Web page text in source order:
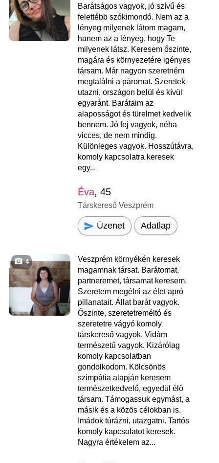
Barátságos vagyok, jó szívű és
felettébb szókimondó. Nem az a
lényeg milyenek látom magam,
hanem az a lényeg, hogy Te
milyenek látsz. Keresem őszinte,
magára és környezetére igényes
társam. Már nagyon szeretném
megtalálni a páromat. Szeretek
utazni, országon belül és kívül
egyaránt. Barátaim az
alaposságot és türelmet kedvelik
bennem. Jó fej vagyok, néha
vicces, de nem mindig.
Különleges vagyok. Hosszútávra,
komoly kapcsolatra keresek
egy...
Éva, 45
Társkereső Veszprém
Üzenet Adatlap
4
Veszprém környékén keresek
magamnak társat. Barátomat,
partneremet, társamat keresem.
Szeretem megélni az élet apró
pillanatait. Állat barát vagyok.
Őszinte, szeretetreméltó és
szeretetre vágyó komoly
társkereső vagyok. Vidám
természetű vagyok. Kizárólag
komoly kapcsolatban
gondolkodom. Kölcsönös
szimpátia alapján keresem
természetkedvelő, egyedül élő
társam. Támogassuk egymást, a
másik és a közös célokban is.
Imádok túrázni, utazgatni. Tartós
komoly kapcsolatot keresek.
Nagyra értékelem az...